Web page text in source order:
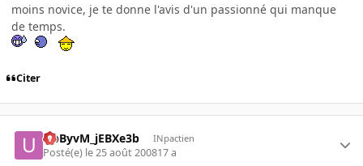
moins novice, je te donne l'avis d'un passionné qui manque
de temps.
Citer
UpByvM_jEBXe3b INpactien
Posté(e) le 25 août 200817 a